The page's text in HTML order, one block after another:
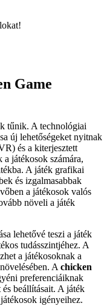
Game
tűnik. A technológiai
új lehetőségeket nyitnak
és a kiterjesztett
játékosok számára,
A játék grafikai
és izgalmasabbak
a játékosok valós
növeli a játék
lehetővé teszi a játék
tudásszintjéhez. A
a játékosoknak a
A chicken
preferenciáiknak
beállításait. A játék
igényeihez.